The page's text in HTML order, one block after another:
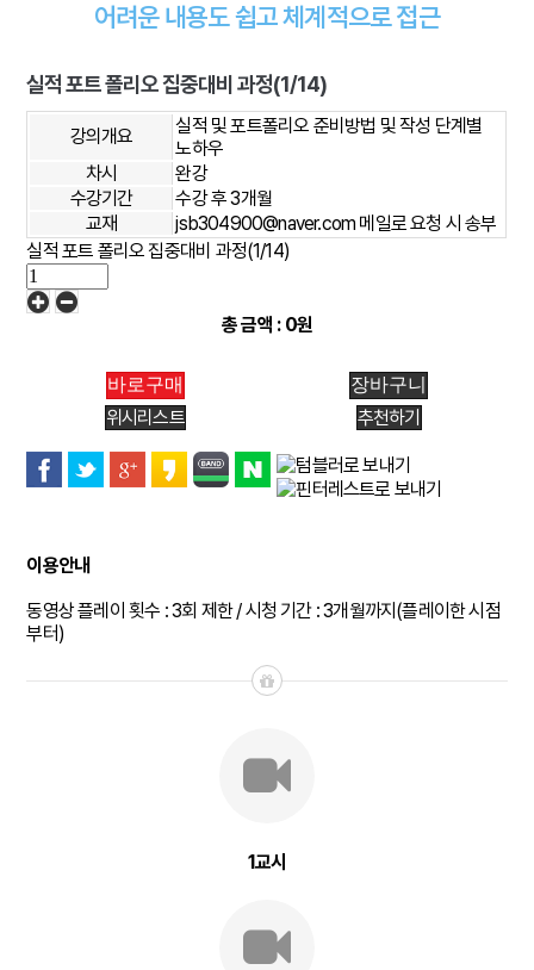
어려운 내용도 쉽고 체계적으로 접근
실적 포트 폴리오 집중대비 과정(1/14)
강의개요
실적 및 포트폴리오 준비방법 및 작성 단계별
노하우
차시
완강
수강기간
수강 후 3개월
교재
jsb304900@naver.com 메일로 요청 시 송부
실적 포트 폴리오 집중대비 과정(1/14)
총 금액 : 0원
위시리스트 추천하기
이용안내
동영상 플레이 횟수 : 3회 제한 / 시청 기간 : 3개월까지(플레이한 시점
부터)
1교시